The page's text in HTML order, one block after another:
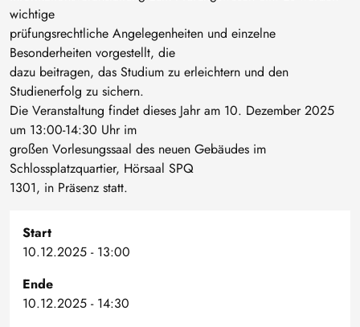
wichtige
prüfungsrechtliche Angelegenheiten und einzelne
Besonderheiten vorgestellt, die
dazu beitragen, das Studium zu erleichtern und den
Studienerfolg zu sichern.
Die Veranstaltung findet dieses Jahr am 10. Dezember 2025
um 13:00-14:30 Uhr im
großen Vorlesungssaal des neuen Gebäudes im
Schlossplatzquartier, Hörsaal SPQ
1301, in Präsenz statt.
Start
10.12.2025 - 13:00
Ende
10.12.2025 - 14:30